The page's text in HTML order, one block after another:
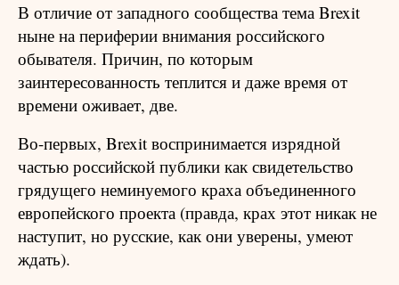
В отличие от западного сообщества тема Brexit
ныне на периферии внимания российского
обывателя. Причин, по которым
заинтересованность теплится и даже время от
времени оживает, две.
Во-первых, Brexit воспринимается изрядной
частью российской публики как свидетельство
грядущего неминуемого краха объединенного
европейского проекта (правда, крах этот никак не
наступит, но русские, как они уверены, умеют
ждать).